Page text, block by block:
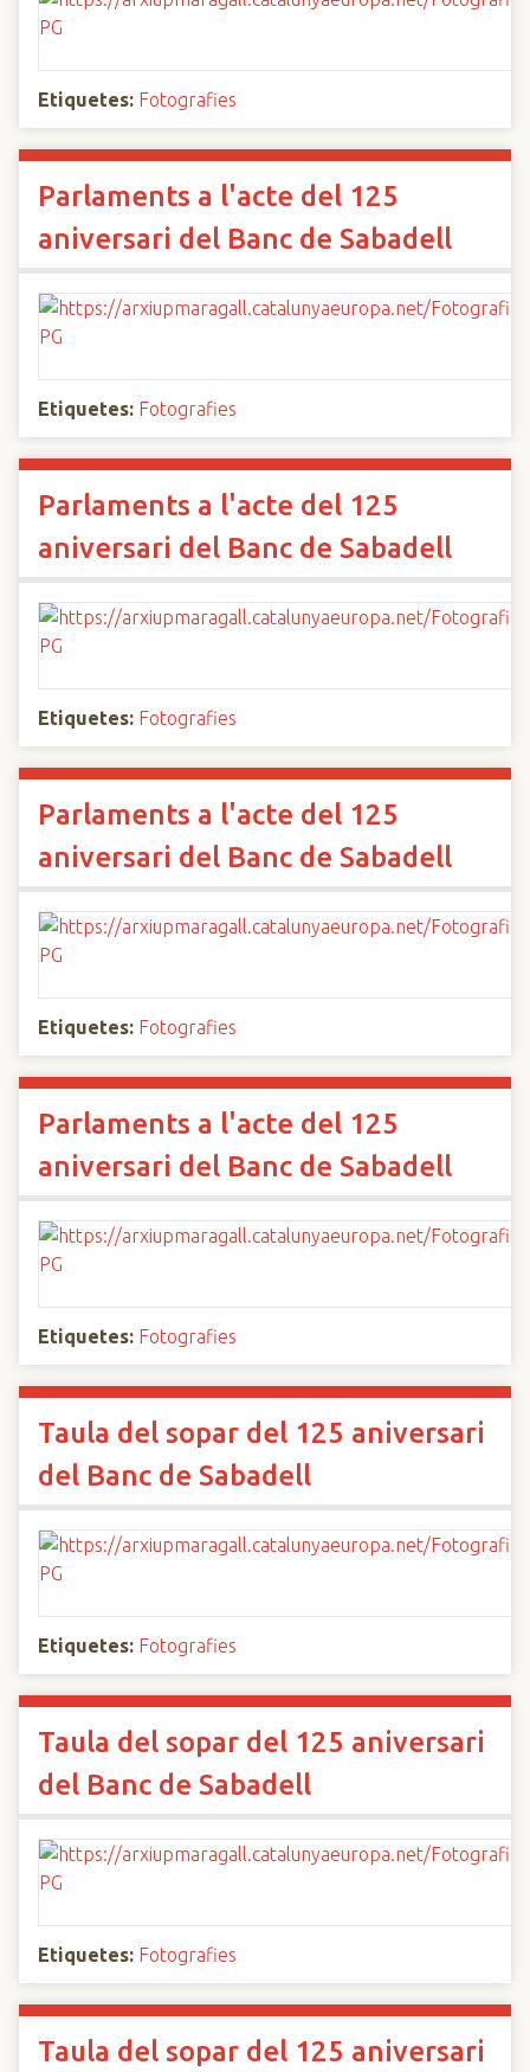
Etiquetes: Fotografies
Parlaments a l'acte del 125
aniversari del Banc de Sabadell
Etiquetes: Fotografies
Parlaments a l'acte del 125
aniversari del Banc de Sabadell
Etiquetes: Fotografies
Parlaments a l'acte del 125
aniversari del Banc de Sabadell
Etiquetes: Fotografies
Parlaments a l'acte del 125
aniversari del Banc de Sabadell
Etiquetes: Fotografies
Taula del sopar del 125 aniversari
del Banc de Sabadell
Etiquetes: Fotografies
Taula del sopar del 125 aniversari
del Banc de Sabadell
Etiquetes: Fotografies
Taula del sopar del 125 aniversari